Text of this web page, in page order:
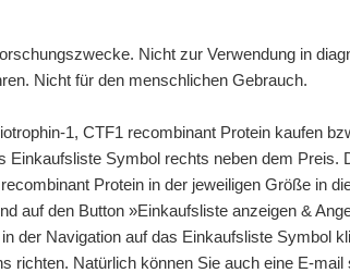
Nicht zur Verwendung in
Nicht für den menschlichen Gebrauch.
1, CTF1 recombinant Protein kaufen
Einkaufsliste Symbol rechts neben dem Preis.
Protein in der jeweiligen Größe in
auf den Button »Einkaufsliste anzeigen &
der Navigation auf das Einkaufsliste Symbol
richten. Natürlich können Sie auch eine E-mail